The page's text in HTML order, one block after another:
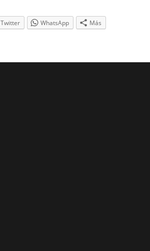
Twitter WhatsApp Más